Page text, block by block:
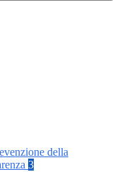
della
3